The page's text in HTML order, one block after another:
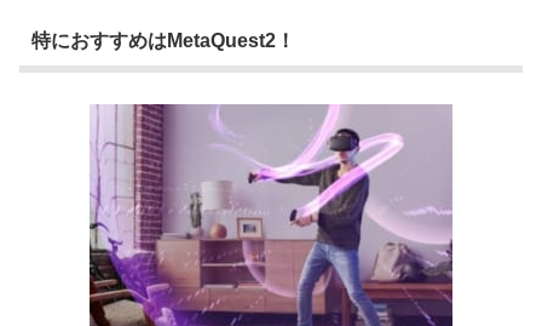
特におすすめはMetaQuest2！